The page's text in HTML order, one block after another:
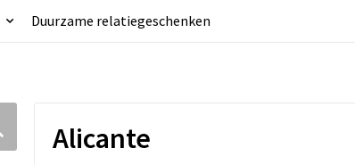
Duurzame relatiegeschenken
Alicante